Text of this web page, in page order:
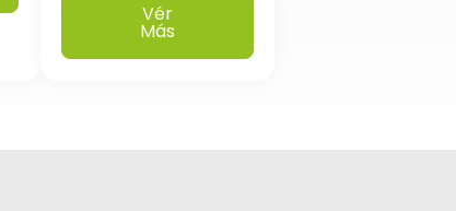
Vér
Más